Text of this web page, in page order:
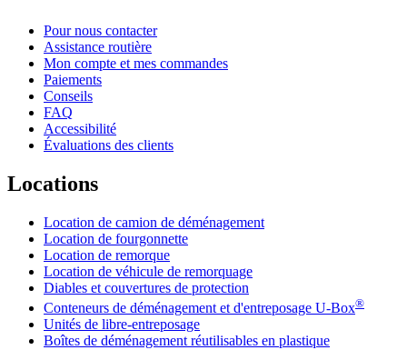
Pour nous contacter
Assistance routière
Mon compte et mes commandes
Paiements
Conseils
FAQ
Accessibilité
Évaluations des clients
Locations
Location de camion de déménagement
Location de fourgonnette
Location de remorque
Location de véhicule de remorquage
Diables et couvertures de protection
Conteneurs de déménagement et d'entreposage U-Box®
Unités de libre-entreposage
Boîtes de déménagement réutilisables en plastique